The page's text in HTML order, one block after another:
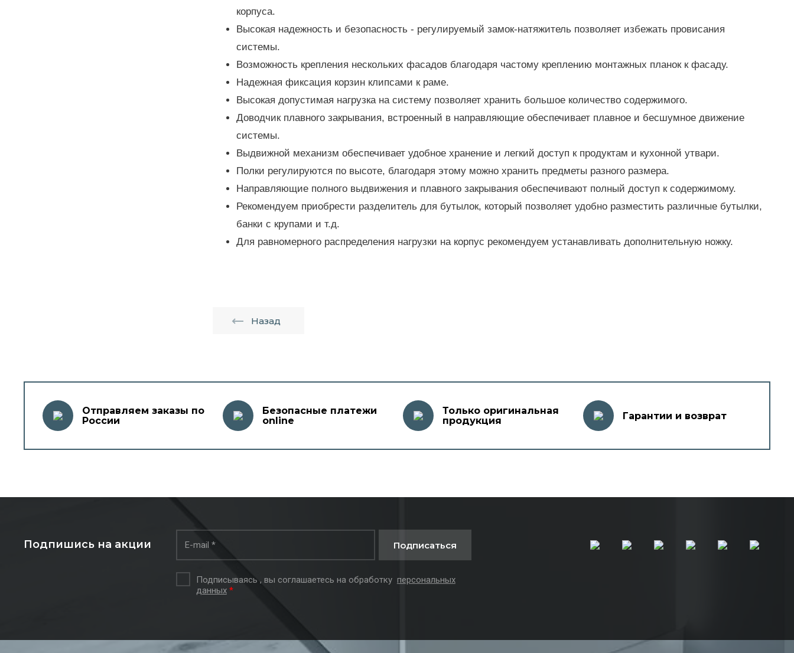
корпуса.
Высокая надежность и безопасность - регулируемый замок-натяжитель позволяет избежать провисания
системы.
Возможность крепления нескольких фасадов благодаря частому креплению монтажных планок к фасаду.
Надежная фиксация корзин клипсами к раме.
Высокая допустимая нагрузка на систему позволяет хранить большое количество содержимого.
Доводчик плавного закрывания, встроенный в направляющие обеспечивает плавное и бесшумное движение
системы.
Выдвижной механизм обеспечивает удобное хранение и легкий доступ к продуктам и кухонной утвари.
Полки регулируются по высоте, благодаря этому можно хранить предметы разного размера.
Направляющие полного выдвижения и плавного закрывания обеспечивают полный доступ к содержимому.
Рекомендуем приобрести разделитель для бутылок, который позволяет удобно разместить различные бутылки,
банки с крупами и т.д.
Для равномерного распределения нагрузки на корпус рекомендуем устанавливать дополнительную ножку.
Назад
Отправляем заказы по
России
Безопасные платежи
online
Только оригинальная
продукция
Гарантии и возврат
Подпишись на акции
Подписываясь , вы соглашаетесь на обработку персональных
данных *
Подписаться